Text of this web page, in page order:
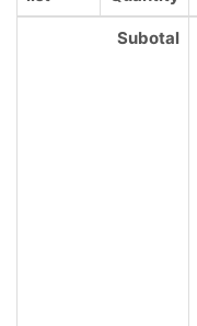
Subotal